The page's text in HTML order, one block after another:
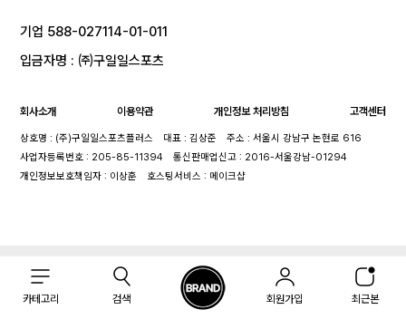
카테고리 검색 회원가입 최근본
기업 588-027114-01-011
입금자명 : ㈜구일일스포츠
회사소개 이용약관 개인정보 처리방침 고객센터
상호명 : (주)구일일스포츠플러스 대표 : 김상준
주소 : 서울시 강남구 논현로 616
사업자등록번호 : 205-85-11394
통신판매업신고 : 2016-서울강남-01294
개인정보보호책임자 : 이상훈
호스팅서비스 : 메이크샵